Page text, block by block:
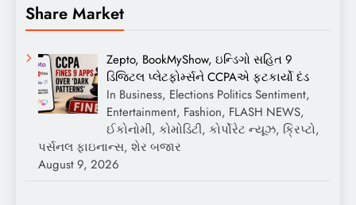
Share Market
Zepto, BookMyShow, ઇન્ડિગો સહિત 9
ડિજિટલ પ્લેટફોર્મ્સને CCPAએ ફટકાર્યો દંડ
In Business, Elections Politics Sentiment,
Entertainment, Fashion, FLASH NEWS,
ઈકોનોમી, કોમોડિટી, કોર્પોરેટ ન્યૂઝ, ક્રિપ્ટો,
પર્સનલ ફાઇનાન્સ, શેર બજાર
August 9, 2026